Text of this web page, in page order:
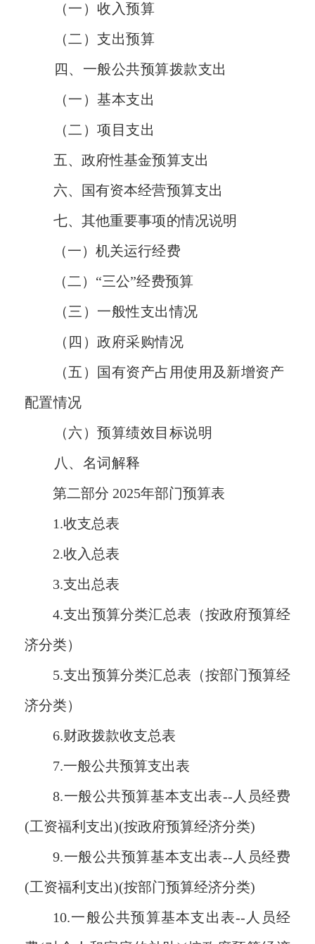
（一）收入预算
（二）支出预算
四、 一般公共预算拨款支出
（一）基本支出
（二）项目支出
五、政府性基金预算支出
六、国有资本经营预算支出
七、其他重要事项的情况说明
（一）机关运行经费
（二）“三公”经费预算
（三）一般性支出情况
（四）政府采购情况
（五）国有资产占用使用及新增资产
配置情况
（六）预算绩效目标说明
八、名词解释
第二部分 2025年部门预算表
1.收支总表
2.收入总表
3.支出总表
4.支出预算分类汇总表（按政府预算经
济分类）
5.支出预算分类汇总表（按部门预算经
济分类）
6.财政拨款收支总表
7.一般公共预算支出表
8.一般公共预算基本支出表--人员经费
(工资福利支出)(按政府预算经济分类)
9.一般公共预算基本支出表--人员经费
(工资福利支出)(按部门预算经济分类)
10.一般公共预算基本支出表--人员经